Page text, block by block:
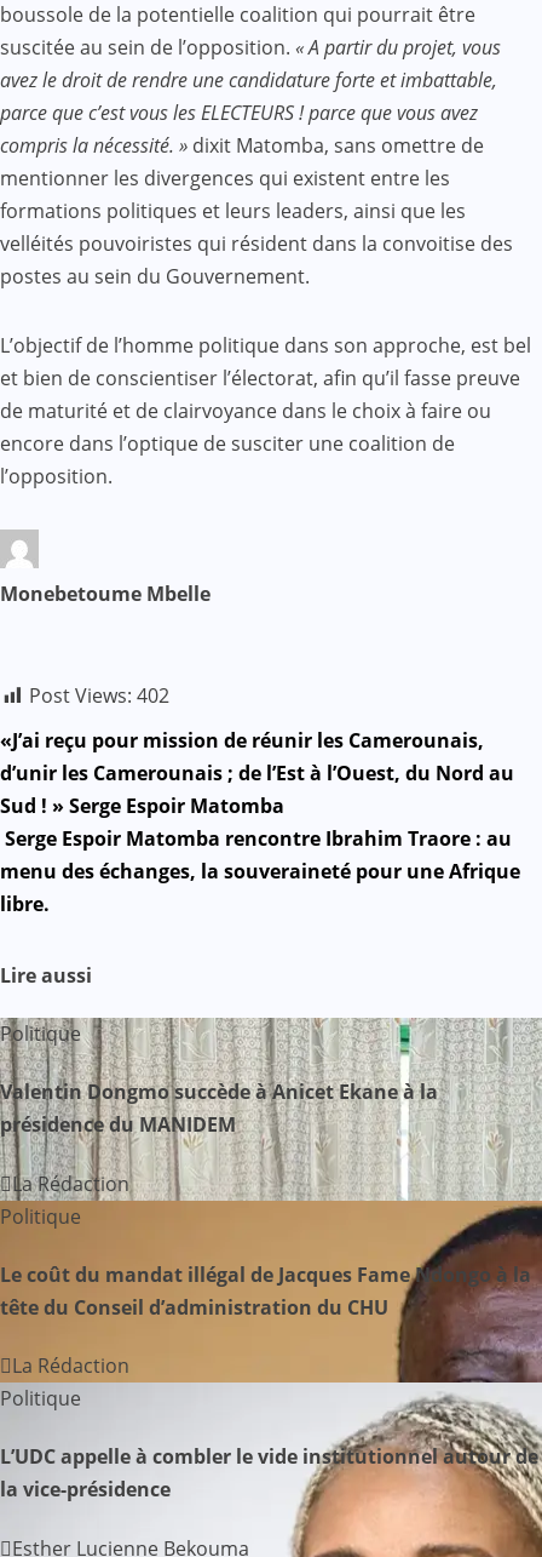
boussole de la potentielle coalition qui pourrait être
suscitée au sein de l’opposition. « A partir du projet, vous
avez le droit de rendre une candidature forte et imbattable,
parce que c’est vous les ELECTEURS ! parce que vous avez
compris la nécessité. » dixit Matomba, sans omettre de
mentionner les divergences qui existent entre les
formations politiques et leurs leaders, ainsi que les
velléités pouvoiristes qui résident dans la convoitise des
postes au sein du Gouvernement.
L’objectif de l’homme politique dans son approche, est bel
et bien de conscientiser l’électorat, afin qu’il fasse preuve
de maturité et de clairvoyance dans le choix à faire ou
encore dans l’optique de susciter une coalition de
l’opposition.
Monebetoume Mbelle
Post Views: 402
N
a
v
i
t
i
o
n
d
e
l
’
a
«J’ai reçu pour mission de réunir les Camerounais,
d’unir les Camerounais ; de l’Est à l’Ouest, du Nord au
Sud ! » Serge Espoir Matomba
Serge Espoir Matomba rencontre Ibrahim Traore : au
menu des échanges, la souveraineté pour une Afrique
libre.
Lire aussi
Politique
Valentin Dongmo succède à Anicet Ekane à la
présidence du MANIDEM
La Rédaction
Politique
Le coût du mandat illégal de Jacques Fame Ndongo à la
tête du Conseil d’administration du CHU
La Rédaction
Politique
L’UDC appelle à combler le vide institutionnel autour de
la vice-présidence
Esther Lucienne Bekouma